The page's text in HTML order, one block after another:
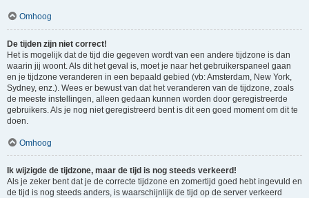
Omhoog
De tijden zijn niet correct!
Het is mogelijk dat de tijd die gegeven wordt van een andere tijdzone is dan
waarin jij woont. Als dit het geval is, moet je naar het gebruikerspaneel gaan
en je tijdzone veranderen in een bepaald gebied (vb: Amsterdam, New York,
Sydney, enz.). Wees er bewust van dat het veranderen van de tijdzone, zoals
de meeste instellingen, alleen gedaan kunnen worden door geregistreerde
gebruikers. Als je nog niet geregistreerd bent is dit een goed moment om dit te
doen.
Omhoog
Ik wijzigde de tijdzone, maar de tijd is nog steeds verkeerd!
Als je zeker bent dat je de correcte tijdzone en zomertijd goed hebt ingevuld en
de tijd is nog steeds anders, is waarschijnlijk de tijd op de server verkeerd